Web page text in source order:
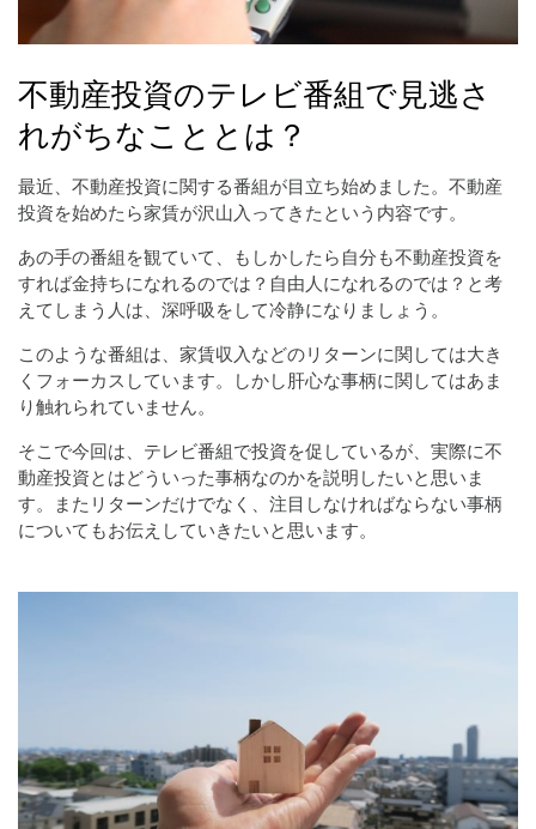
不動産投資のテレビ番組で見逃さ
れがちなこととは？
最近、不動産投資に関する番組が目立ち始めました。不動産
投資を始めたら家賃が沢山入ってきたという内容です。
あの手の番組を観ていて、もしかしたら自分も不動産投資を
すれば金持ちになれるのでは？自由人になれるのでは？と考
えてしまう人は、深呼吸をして冷静になりましょう。
このような番組は、家賃収入などのリターンに関しては大き
くフォーカスしています。しかし肝心な事柄に関してはあま
り触れられていません。
そこで今回は、テレビ番組で投資を促しているが、実際に不
動産投資とはどういった事柄なのかを説明したいと思いま
す。またリターンだけでなく、注目しなければならない事柄
についてもお伝えしていきたいと思います。